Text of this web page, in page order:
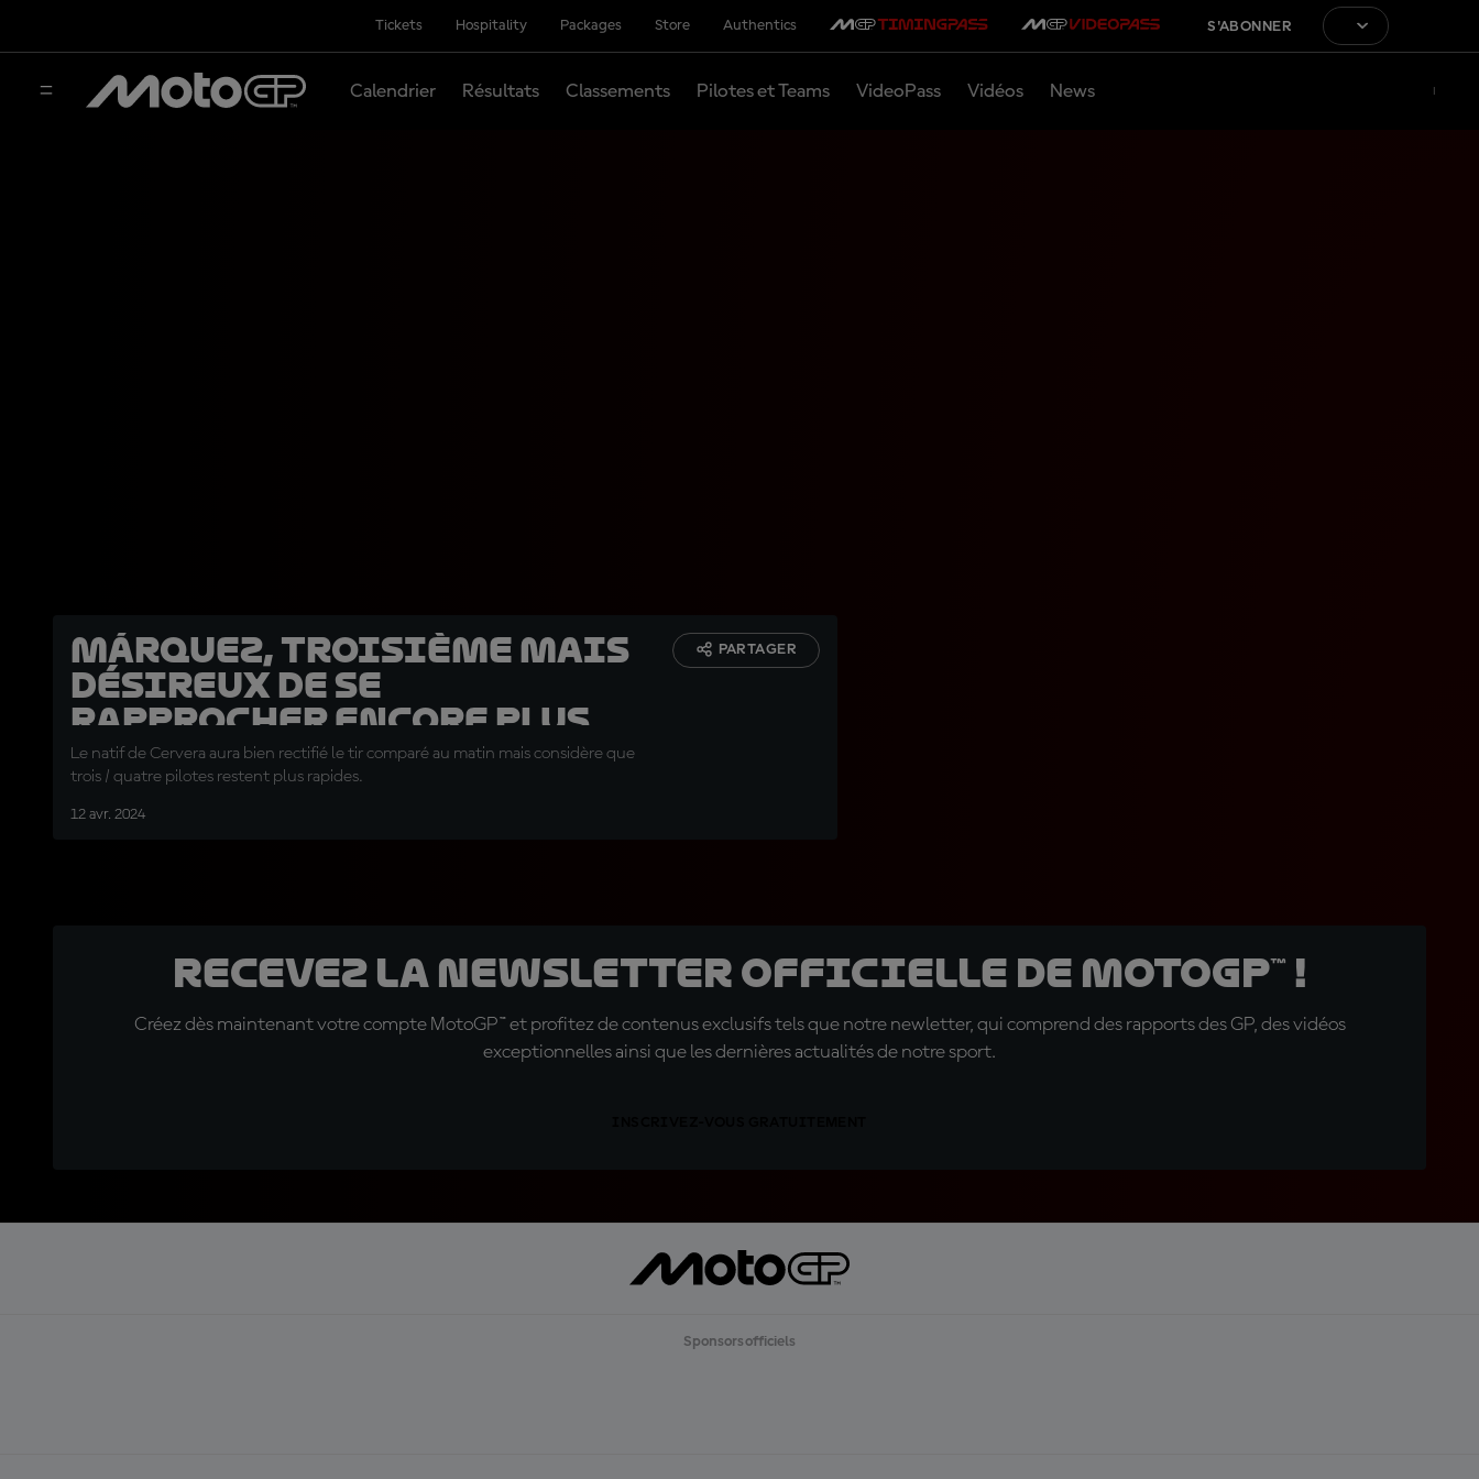
Tickets Hospitality Packages Store Authentics S'ABONNER
Calendrier Résultats Classements Pilotes et Teams VideoPass Vidéos News
Márquez, troisième mais
désireux de se
rapprocher encore plus
Le natif de Cervera aura bien rectifié le tir comparé au matin mais considère que
trois / quatre pilotes restent plus rapides.
12 avr. 2024
PARTAGER
Recevez la Newsletter officielle de MotoGP™ !
Créez dès maintenant votre compte MotoGP™ et profitez de contenus exclusifs tels que notre newletter, qui comprend des rapports des GP, des vidéos
exceptionnelles ainsi que les dernières actualités de notre sport.
Sponsors officiels